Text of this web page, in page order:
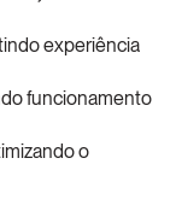
experiência
funcionamento
o